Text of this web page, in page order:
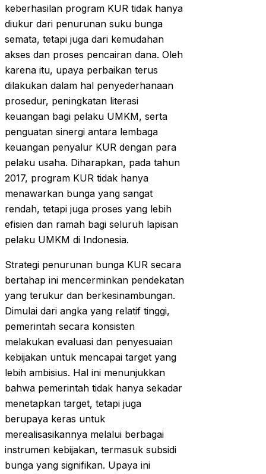
keberhasilan program KUR tidak hanya
diukur dari penurunan suku bunga
semata, tetapi juga dari kemudahan
akses dan proses pencairan dana. Oleh
karena itu, upaya perbaikan terus
dilakukan dalam hal penyederhanaan
prosedur, peningkatan literasi
keuangan bagi pelaku UMKM, serta
penguatan sinergi antara lembaga
keuangan penyalur KUR dengan para
pelaku usaha. Diharapkan, pada tahun
2017, program KUR tidak hanya
menawarkan bunga yang sangat
rendah, tetapi juga proses yang lebih
efisien dan ramah bagi seluruh lapisan
pelaku UMKM di Indonesia.
Strategi penurunan bunga KUR secara
bertahap ini mencerminkan pendekatan
yang terukur dan berkesinambungan.
Dimulai dari angka yang relatif tinggi,
pemerintah secara konsisten
melakukan evaluasi dan penyesuaian
kebijakan untuk mencapai target yang
lebih ambisius. Hal ini menunjukkan
bahwa pemerintah tidak hanya sekadar
menetapkan target, tetapi juga
berupaya keras untuk
merealisasikannya melalui berbagai
instrumen kebijakan, termasuk subsidi
bunga yang signifikan. Upaya ini